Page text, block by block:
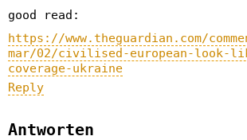
good read:
https://www.theguardian.com/
mar/02/civilised-european-look-
coverage-ukraine
Reply
Antworten